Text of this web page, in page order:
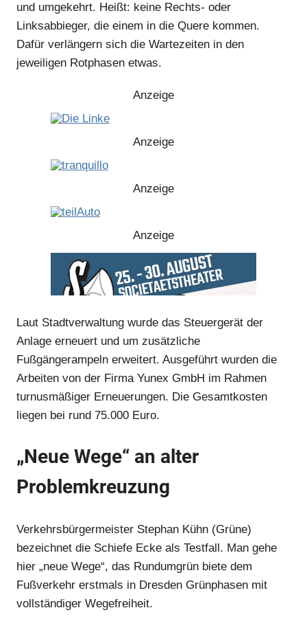
und umgekehrt. Heißt: keine Rechts- oder
Linksabbieger, die einem in die Quere kommen.
Dafür verlängern sich die Wartezeiten in den
jeweiligen Rotphasen etwas.
Anzeige
Anzeige
Anzeige
Anzeige
Laut Stadtverwaltung wurde das Steuergerät der
Anlage erneuert und um zusätzliche
Fußgängerampeln erweitert. Ausgeführt wurden die
Arbeiten von der Firma Yunex GmbH im Rahmen
turnusmäßiger Erneuerungen. Die Gesamtkosten
liegen bei rund 75.000 Euro.
„Neue Wege“ an alter
Problemkreuzung
Verkehrsbürgermeister Stephan Kühn (Grüne)
bezeichnet die Schiefe Ecke als Testfall. Man gehe
hier „neue Wege“, das Rundumgrün biete dem
Fußverkehr erstmals in Dresden Grünphasen mit
vollständiger Wegefreiheit.